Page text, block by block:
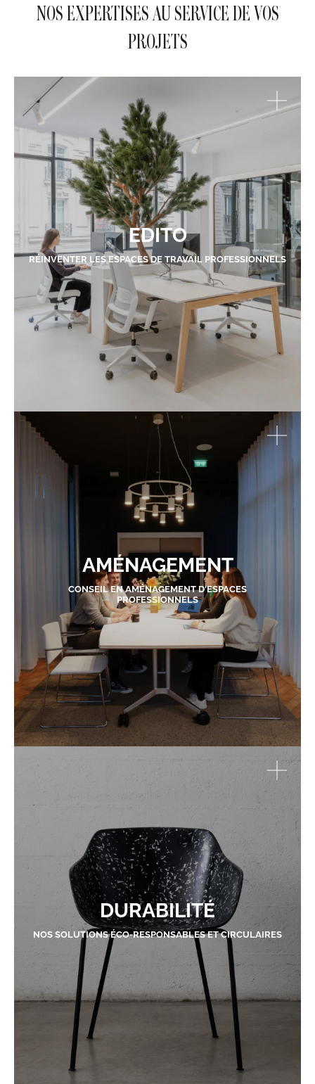
NOS EXPERTISES AU SERVICE DE VOS
PROJETS
EDITO
RÉINVENTER LES ESPACES DE TRAVAIL PROFESSIONNELS
AMÉNAGEMENT
CONSEIL EN AMÉNAGEMENT D'ESPACES
PROFESSIONNELS
DURABILITÉ
NOS SOLUTIONS ÉCO-RESPONSABLES ET CIRCULAIRES